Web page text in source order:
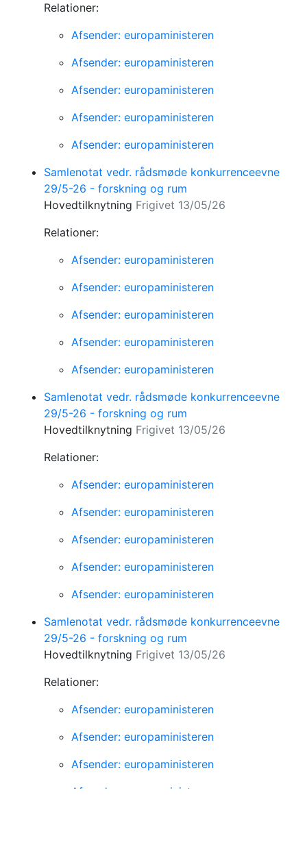
Relationer:
Afsender: europaministeren
Afsender: europaministeren
Afsender: europaministeren
Afsender: europaministeren
Afsender: europaministeren
Samlenotat vedr. rådsmøde konkurrenceevne
29/5-26 - forskning og rum
Hovedtilknytning Frigivet 13/05/26
Relationer:
Afsender: europaministeren
Afsender: europaministeren
Afsender: europaministeren
Afsender: europaministeren
Afsender: europaministeren
Samlenotat vedr. rådsmøde konkurrenceevne
29/5-26 - forskning og rum
Hovedtilknytning Frigivet 13/05/26
Relationer:
Afsender: europaministeren
Afsender: europaministeren
Afsender: europaministeren
Afsender: europaministeren
Afsender: europaministeren
Samlenotat vedr. rådsmøde konkurrenceevne
29/5-26 - forskning og rum
Hovedtilknytning Frigivet 13/05/26
Relationer:
Afsender: europaministeren
Afsender: europaministeren
Afsender: europaministeren
Afsender: europaministeren